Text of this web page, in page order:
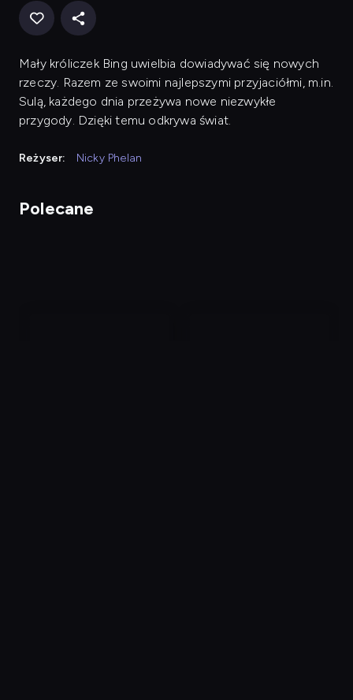
Mały króliczek Bing uwielbia dowiadywać się nowych
rzeczy. Razem ze swoimi najlepszymi przyjaciółmi, m.in.
Sulą, każdego dnia przeżywa nowe niezwykłe
przygody. Dzięki temu odkrywa świat.
Reżyser: Nicky Phelan
Polecane